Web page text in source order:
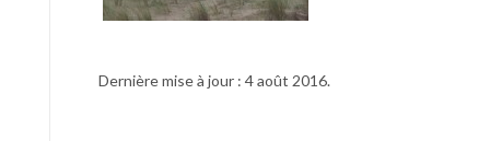
Dernière mise à jour : 4 août 2016.